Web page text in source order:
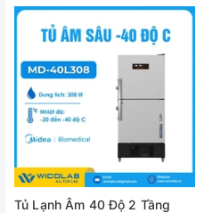
Tủ Lạnh Âm 40 Độ 2 Tầng